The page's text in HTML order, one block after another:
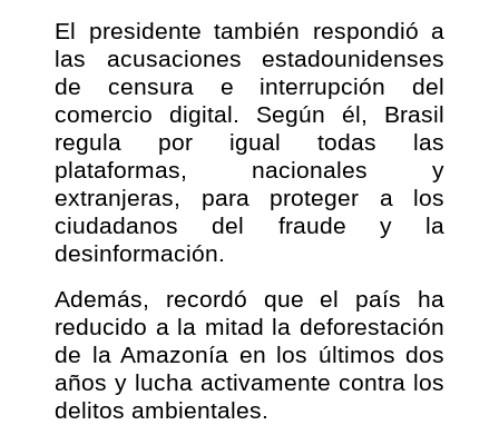
El presidente también respondió a
las acusaciones estadounidenses
de censura e interrupción del
comercio digital. Según él, Brasil
regula por igual todas las
plataformas, nacionales y
extranjeras, para proteger a los
ciudadanos del fraude y la
desinformación.
Además, recordó que el país ha
reducido a la mitad la deforestación
de la Amazonía en los últimos dos
años y lucha activamente contra los
delitos ambientales.